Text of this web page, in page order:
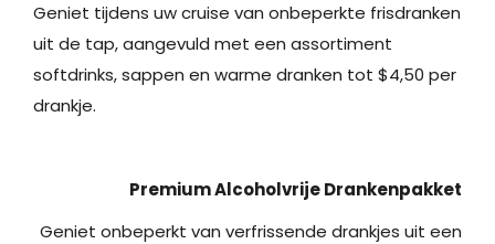
Geniet tijdens uw cruise van onbeperkte frisdranken
uit de tap, aangevuld met een assortiment
softdrinks, sappen en warme dranken tot $4,50 per
drankje.
Premium Alcoholvrije Drankenpakket
Geniet onbeperkt van verfrissende drankjes uit een